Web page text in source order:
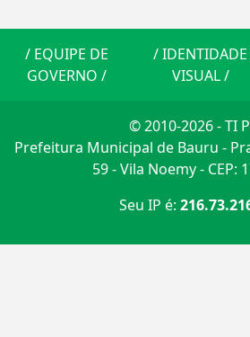
/ EQUIPE DE
GOVERNO /
/IDENTIDADE
VISUAL/
© 2010-2026 - TI
Prefeitura Municipal de Bauru -
59 - Vila Noemy - CEP:
Seu IP é: